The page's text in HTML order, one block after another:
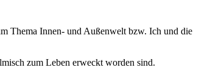
Thema Innen- und Außenwelt bzw. Ich und die
zum Leben erweckt worden sind.